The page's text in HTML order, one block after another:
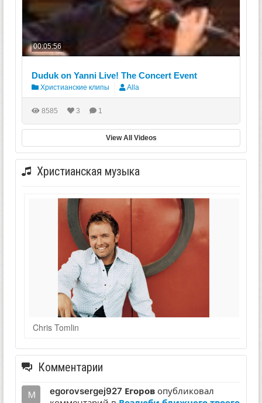
00:05:56
Duduk on Yanni Live! The Concert Event
Христианские клипы Alla
8585 3 1
View All Videos
Христианская музыка
Chris Tomlin
Комментарии
egorovsergej927 Егоров опубликовал